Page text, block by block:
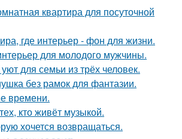
квартира для посуточной
где интерьер - фон для жизни.
для молодого мужчины.
для семьи из трёх человек.
без рамок для фантазии.
времени.
кто живёт музыкой.
хочется возвращаться.